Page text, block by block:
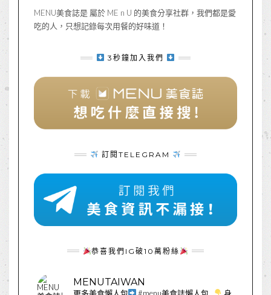
MENU美食誌是 屬於 ME n U 的美食分享社群，我們都是愛
吃的人，只想記錄每次用餐的好味道！
3秒鐘加入我們
訂閱TELEGRAM
恭喜我們IG破10萬粉絲
MENUTAIWAN